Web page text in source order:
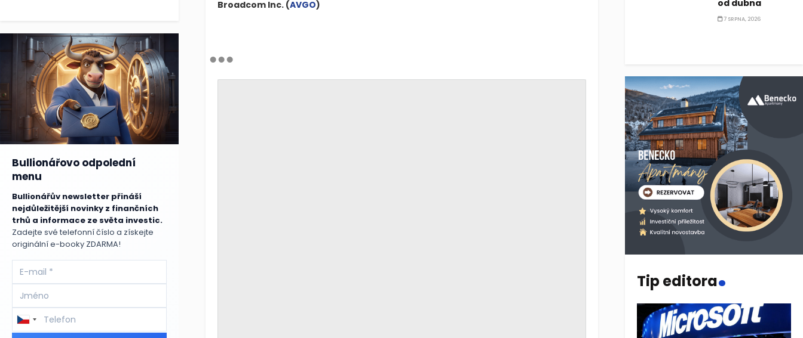
Broadcom Inc. (AVGO)
Bullionářovo odpolední
menu
Bullionářův newsletter přináší
nejdůležitější novinky z finančních
trhů a informace ze světa investic.
Zadejte své telefonní číslo a získejte
originální e-booky ZDARMA!
od dubna
7 SRPNA, 2026
Tip editora.